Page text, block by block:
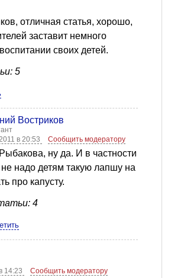
отличная статья, хорошо,
заставит немного
своих детей.
5
Востриков
в 20:53
Сообщить модератору
ну да. И в частности
не надо детям такую лапшу на
про капусту.
4
14:23
Сообщить модератору